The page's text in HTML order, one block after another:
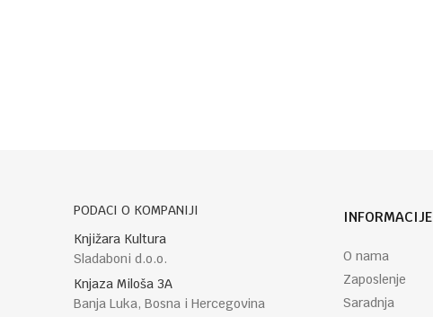
PODACI O KOMPANIJI
Knjižara Kultura
Sladaboni d.o.o.
Knjaza Miloša 3A
Banja Luka, Bosna i Hercegovina
INFORMACIJE
O nama
Zaposlenje
Saradnja